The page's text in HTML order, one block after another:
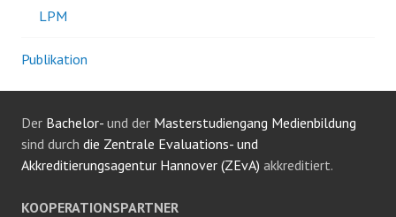
LPM
Publikation
Der Bachelor- und der Masterstudiengang Medienbildung
sind durch die Zentrale Evaluations- und
Akkreditierungsagentur Hannover (ZEvA) akkreditiert.
KOOPERATIONSPARTNER